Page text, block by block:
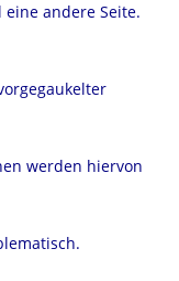
andere Seite.
werden hiervon